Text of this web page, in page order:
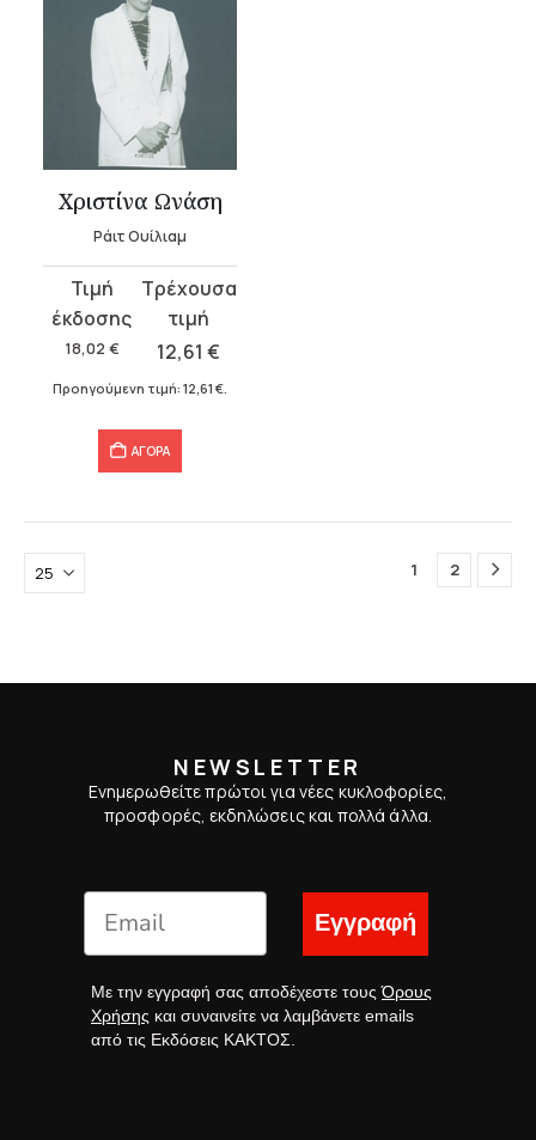
Χριστίνα Ωνάση
Ράιτ Ουίλιαμ
18,02 €
Original
price
was:
18,02 €.
12,61 €
τρέχουσα
τιμή
Προηγούμενη τιμή: 12,61 €
ΑΓΟΡΑ
1 2
NEWSLETTER
Ενημερωθείτε πρώτοι για νέες κυκλοφορίες,
προσφορές, εκδηλώσεις και πολλά άλλα.
Εγγραφή
Με την εγγραφή σας αποδέχεστε τουςΌρους
Χρήσης και συναινείτε να λαμβάνετε emails
από τις Εκδόσεις ΚΑΚΤΟΣ.